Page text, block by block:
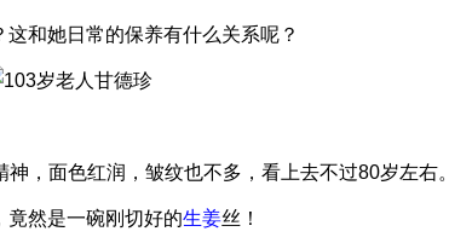
这和她日常的保养有什么关系呢？
，面色红润，皱纹也不多，看上去不过80岁左右。
竟然是一碗刚切好的生姜丝！